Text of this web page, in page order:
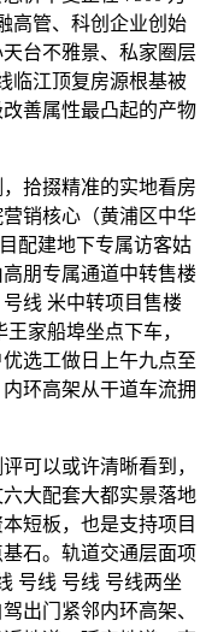
高管、科创企业创始
台不雅景、私家圈层
临江顶复房源根基被
善属性最凸起的产物
拾掇精准的实地看房
销核心（黄浦区中华
配建地下专属访客姑
朋专属通道中转售楼
线 米中转项目售楼
家船埠坐点下车，
选工做日上午九点至
环高架从干道车流拥
以或许清晰看到，
大配套大都实景落地
短板，也是支持项目
石。轨道交通层面项
号线 号线 号线两坐
出门紧邻内环高架、